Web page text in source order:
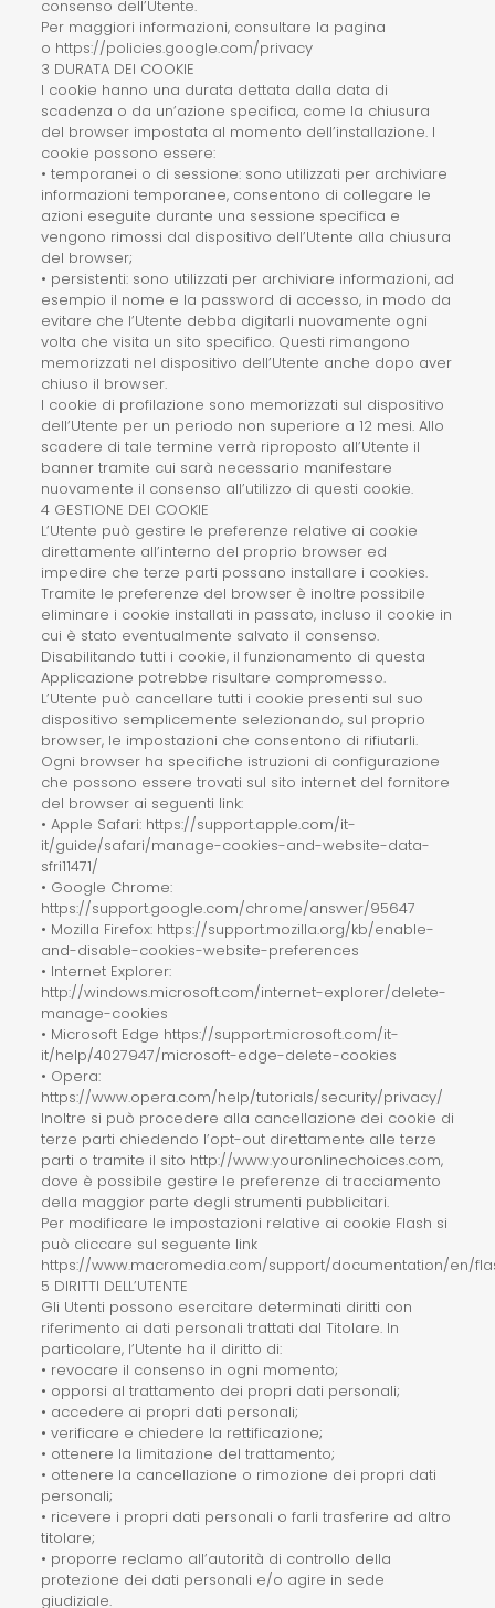
consenso dell’Utente.
Per maggiori informazioni, consultare la pagina
o https://policies.google.com/privacy
3 DURATA DEI COOKIE
I cookie hanno una durata dettata dalla data di
scadenza o da un’azione specifica, come la chiusura
del browser impostata al momento dell’installazione. I
cookie possono essere:
• temporanei o di sessione: sono utilizzati per archiviare
informazioni temporanee, consentono di collegare le
azioni eseguite durante una sessione specifica e
vengono rimossi dal dispositivo dell’Utente alla chiusura
del browser;
• persistenti: sono utilizzati per archiviare informazioni, ad
esempio il nome e la password di accesso, in modo da
evitare che l’Utente debba digitarli nuovamente ogni
volta che visita un sito specifico. Questi rimangono
memorizzati nel dispositivo dell’Utente anche dopo aver
chiuso il browser.
I cookie di profilazione sono memorizzati sul dispositivo
dell’Utente per un periodo non superiore a 12 mesi. Allo
scadere di tale termine verrà riproposto all’Utente il
banner tramite cui sarà necessario manifestare
nuovamente il consenso all’utilizzo di questi cookie.
4 GESTIONE DEI COOKIE
L’Utente può gestire le preferenze relative ai cookie
direttamente all’interno del proprio browser ed
impedire che terze parti possano installare i cookies.
Tramite le preferenze del browser è inoltre possibile
eliminare i cookie installati in passato, incluso il cookie in
cui è stato eventualmente salvato il consenso.
Disabilitando tutti i cookie, il funzionamento di questa
Applicazione potrebbe risultare compromesso.
L’Utente può cancellare tutti i cookie presenti sul suo
dispositivo semplicemente selezionando, sul proprio
browser, le impostazioni che consentono di rifiutarli.
Ogni browser ha specifiche istruzioni di configurazione
che possono essere trovati sul sito internet del fornitore
del browser ai seguenti link:
• Apple Safari: https://support.apple.com/it-
it/guide/safari/manage-cookies-and-website-data-
sfri11471/
• Google Chrome:
https://support.google.com/chrome/answer/95647
• Mozilla Firefox: https://support.mozilla.org/kb/enable-
and-disable-cookies-website-preferences
• Internet Explorer:
http://windows.microsoft.com/internet-explorer/delete-
manage-cookies
• Microsoft Edge https://support.microsoft.com/it-
it/help/4027947/microsoft-edge-delete-cookies
• Opera:
https://www.opera.com/help/tutorials/security/privacy/
Inoltre si può procedere alla cancellazione dei cookie di
terze parti chiedendo l’opt-out direttamente alle terze
parti o tramite il sito http://www.youronlinechoices.com,
dove è possibile gestire le preferenze di tracciamento
della maggior parte degli strumenti pubblicitari.
Per modificare le impostazioni relative ai cookie Flash si
può cliccare sul seguente link
https://www.macromedia.com/support/documentation/en/
5 DIRITTI DELL’UTENTE
Gli Utenti possono esercitare determinati diritti con
riferimento ai dati personali trattati dal Titolare. In
particolare, l’Utente ha il diritto di:
• revocare il consenso in ogni momento;
• opporsi al trattamento dei propri dati personali;
• accedere ai propri dati personali;
• verificare e chiedere la rettificazione;
• ottenere la limitazione del trattamento;
• ottenere la cancellazione o rimozione dei propri dati
personali;
• ricevere i propri dati personali o farli trasferire ad altro
titolare;
• proporre reclamo all’autorità di controllo della
protezione dei dati personali e/o agire in sede
giudiziale.